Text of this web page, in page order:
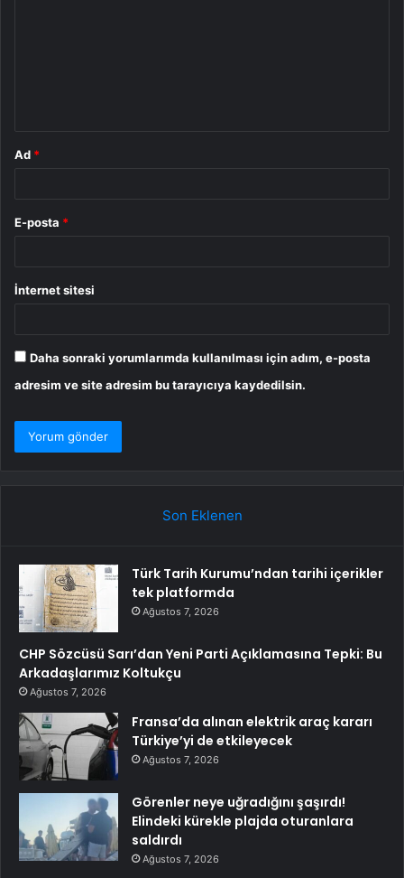
Ad *
E-posta *
İnternet sitesi
Daha sonraki yorumlarımda kullanılması için adım, e-posta
adresim ve site adresim bu tarayıcıya kaydedilsin.
Son Eklenen
Türk Tarih Kurumu’ndan tarihi içerikler
tek platformda
Ağustos 7, 2026
CHP Sözcüsü Sarı’dan Yeni Parti Açıklamasına Tepki: Bu
Arkadaşlarımız Koltukçu
Ağustos 7, 2026
Fransa’da alınan elektrik araç kararı
Türkiye’yi de etkileyecek
Ağustos 7, 2026
Görenler neye uğradığını şaşırdı!
Elindeki kürekle plajda oturanlara
saldırdı
Ağustos 7, 2026